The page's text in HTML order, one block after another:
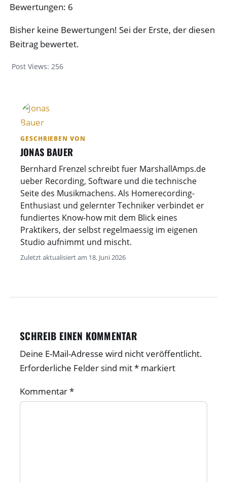
Bewertungen: 6
Bisher keine Bewertungen! Sei der Erste, der diesen
Beitrag bewertet.
Post Views: 256
GESCHRIEBEN VON
JONAS BAUER
Bernhard Frenzel schreibt fuer MarshallAmps.de
ueber Recording, Software und die technische
Seite des Musikmachens. Als Homerecording-
Enthusiast und gelernter Techniker verbindet er
fundiertes Know-how mit dem Blick eines
Praktikers, der selbst regelmaessig im eigenen
Studio aufnimmt und mischt.
Zuletzt aktualisiert am 18. Juni 2026
SCHREIB EINEN KOMMENTAR
Deine E-Mail-Adresse wird nicht veröffentlicht.
Erforderliche Felder sind mit* markiert
Kommentar*